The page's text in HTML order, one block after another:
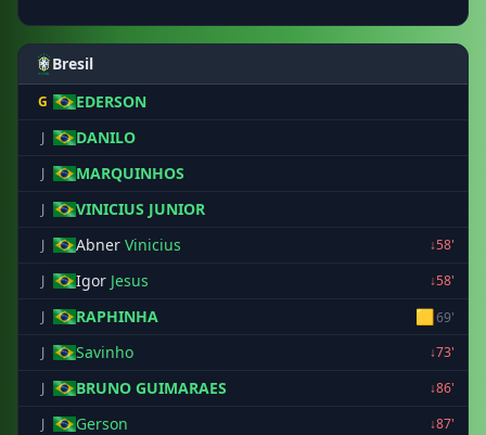
Bresil
G EDERSON
J DANILO
J MARQUINHOS
J VINICIUS JUNIOR
J Abner Vinicius
↓58'
J
Igor Jesus
↓58'
J
RAPHINHA 🟨69'
J
Savinho
↓73'
J
BRUNO GUIMARAES
↓86'
J
Gerson
↓87'